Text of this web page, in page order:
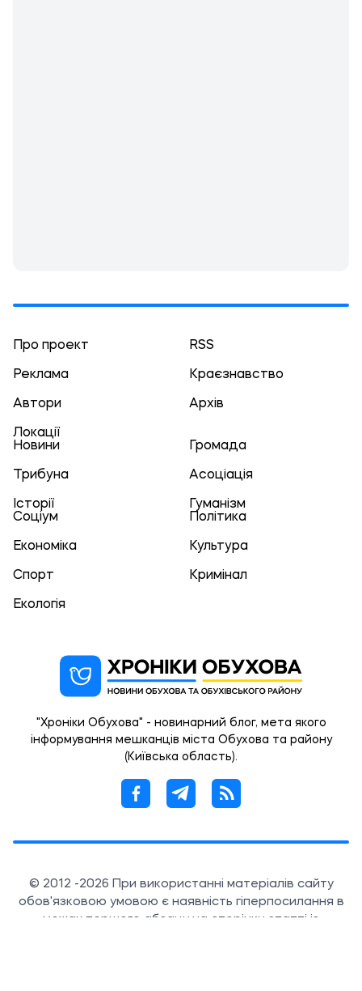
Про проект RSS
Реклама Краєзнавство
Автори Архів
Локації
Новини
Громада
Трибуна Асоціація
Історії
Гуманізм
Соціум
Політика
Економіка Культура
Спорт Кримінал
Екологія
"Хроніки Обухова" - новинарний блог, мета якого
інформування мешканців міста Обухова та району
(Київська область).
© 2012 -2026 При використанні матеріалів сайту
обов'язковою умовою є наявність гіперпосилання в
межах першого абзацу на сторінку статті із